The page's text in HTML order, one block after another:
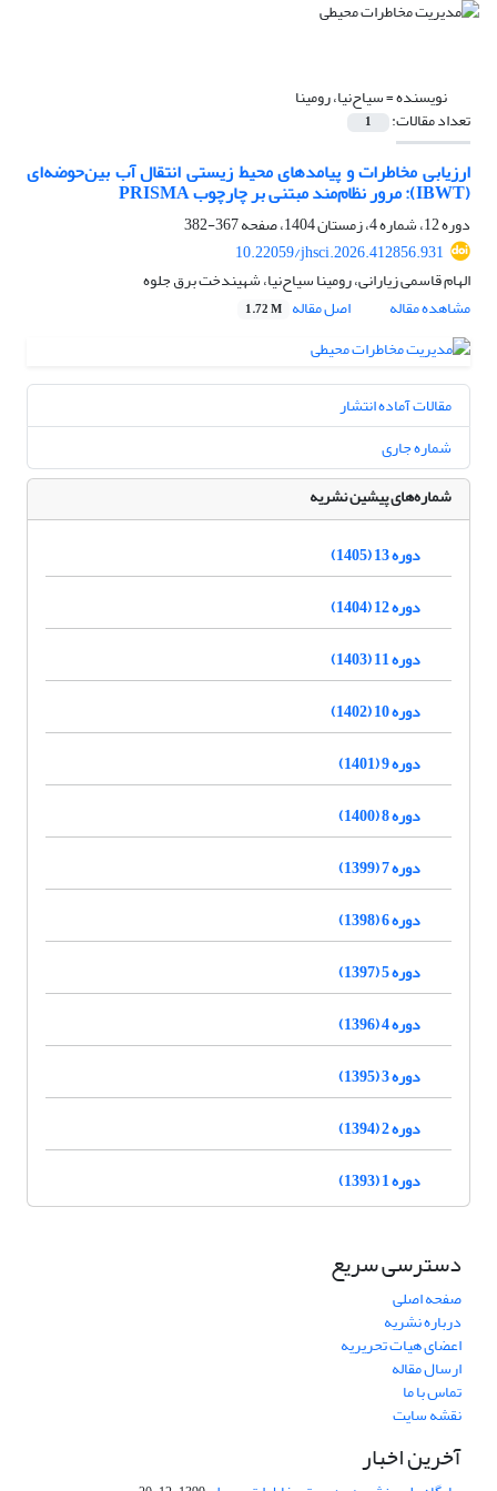
نویسنده =سیاح‌نیا، رومینا
تعداد مقالات: 1
ارزیابی مخاطرات و پیامدهای محیط ‌زیستی انتقال آب بین‌حوضه‌ای
(IBWT): مرور نظام‌مند مبتنی بر چارچوب PRISMA
دوره 12، شماره 4، زمستان 1404، صفحه
367-382
10.22059/jhsci.2026.412856.931
الهام قاسمی زیارانی، رومینا سیاح‌نیا، شهیندخت برق جلوه
مشاهده مقاله
اصل مقاله 1.72 M
مقالات آماده انتشار
شماره جاری
شماره‌های پیشین نشریه
دوره 13 (1405)
دوره 12 (1404)
دوره 11 (1403)
دوره 10 (1402)
دوره 9 (1401)
دوره 8 (1400)
دوره 7 (1399)
دوره 6 (1398)
دوره 5 (1397)
دوره 4 (1396)
دوره 3 (1395)
دوره 2 (1394)
دوره 1 (1393)
دسترسی سریع
صفحه اصلی
درباره نشریه
اعضای هیات تحریریه
ارسال مقاله
تماس با ما
نقشه سایت
آخرین اخبار